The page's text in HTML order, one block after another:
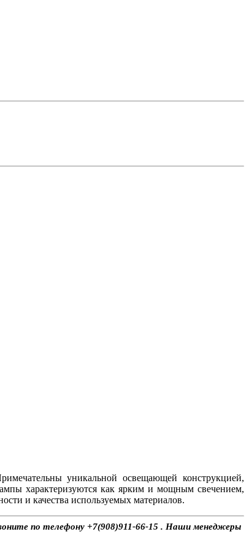
уникальной освещающей конструкцией,
характеризуются как ярким и мощным свечением,
и качества используемых материалов.
по телефону +7(908)911-66-15 . Наши менеджеры